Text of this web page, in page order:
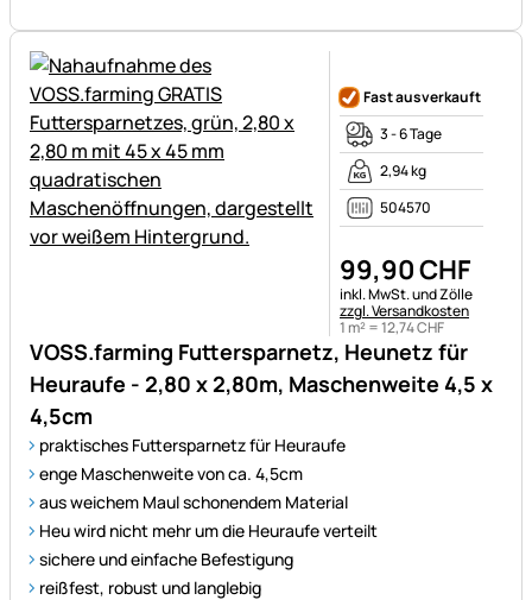
VOSS.farming Futtersparnetz, Heunetz für
Heuraufe - 2,80 x 2,80m, Maschenweite 4,5 x
4,5cm
praktisches Futtersparnetz für Heuraufe
enge Maschenweite von ca. 4,5cm
aus weichem Maul schonendem Material
Heu wird nicht mehr um die Heuraufe verteilt
sichere und einfache Befestigung
reißfest, robust und langlebig
Fast ausverkauft
3 - 6 Tage
2,94 kg
504570
99,90CHF
Steuerhinweis:
inkl. MwSt. und Zölle
zzgl. Versandkosten
1 m² =12,74CHF